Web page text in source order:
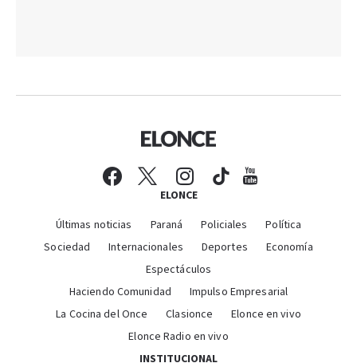
ELONCE
Últimas noticias Paraná Policiales
Política
Sociedad
Internacionales Deportes
Economía
Espectáculos
Haciendo Comunidad
Impulso Empresarial
La Cocina del Once
Clasionce
Elonce en vivo
Elonce Radio en vivo
INSTITUCIONAL